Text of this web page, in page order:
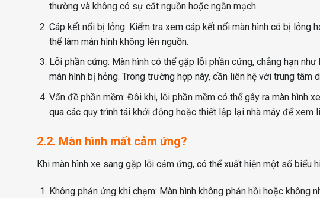
thường và không có sự cắt nguồn hoặc ngắn mạch.
Cáp kết nối bị lỏng: Kiểm tra xem cáp kết nối màn hình có bị
thể làm màn hình không lên nguồn.
Lỗi phần cứng: Màn hình có thể gặp lỗi phần cứng, chẳng hạn
màn hình bị hỏng. Trong trường hợp này, cần liên hệ với trung
Vấn đề phần mềm: Đôi khi, lỗi phần mềm có thể gây ra màn hình
qua các quy trình tái khởi động hoặc thiết lập lại nhà máy để xem
2.2. Màn hình mất cảm ứng?
Khi màn hình xe sang gặp lỗi cảm ứng, có thể xuất hiện một số biểu
Không phản ứng khi chạm: Màn hình không phản hồi hoặc không